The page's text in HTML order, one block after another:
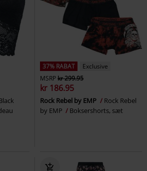
37% RABAT
Exclusive
MSRPkr 299.95
kr 186.95
Rock Rebel by EMP
Rock Rebel
by EMP
Boksershorts, sæt